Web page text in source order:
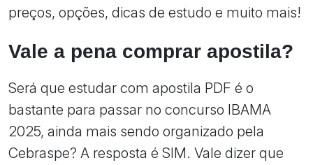
preços, opções, dicas de estudo e muito mais!
Vale a pena comprar apostila?
Será que estudar com apostila PDF é o
bastante para passar no concurso IBAMA
2025, ainda mais sendo organizado pela
Cebraspe? A resposta é SIM. Vale dizer que